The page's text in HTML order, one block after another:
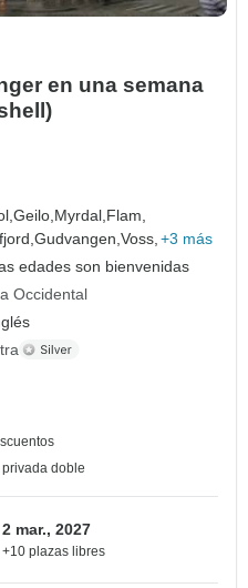
en una semana
Geilo, Myrdal, Flam,
Gudvangen,Voss, +3 más
edades son bienvenidas
Occidental
doble
2 mar., 2027
+10 plazas libres